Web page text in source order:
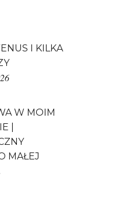
I KILKA
W MOIM
|
MAŁEJ